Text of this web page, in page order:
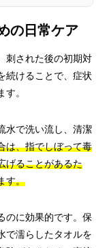
の日常ケア
刺された後の初期対
続けることで、症状
。
水で洗い流し、清潔
は、指でしぼって毒
げることがあるた
す。
のに効果的です。保
で濡らしたタオルを